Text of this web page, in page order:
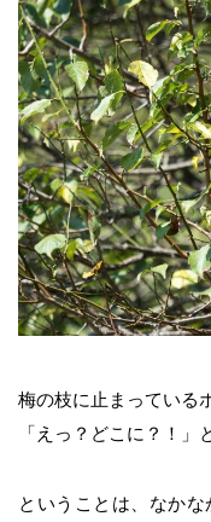
梅の枝に止まっている
「えっ？どこに？！」
ということは、なか